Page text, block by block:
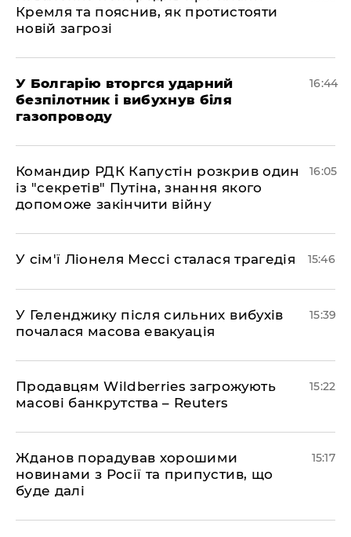
Кремля та пояснив, як протистояти
новій загрозі
У Болгарію вторгся ударний
безпілотник і вибухнув біля
газопроводу
16:44
Командир РДК Капустін розкрив один
із "секретів" Путіна, знання якого
допоможе закінчити війну
16:05
У сім'ї Ліонеля Мессі сталася трагедія 15:46
У Геленджику після сильних вибухів
почалася масова евакуація
15:39
Продавцям Wildberries загрожують
масові банкрутства – Reuters
15:22
Жданов порадував хорошими
новинами з Росії та припустив, що
буде далі
15:17